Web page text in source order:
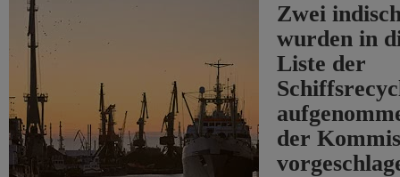
Zwei
wurden in
Liste der
der